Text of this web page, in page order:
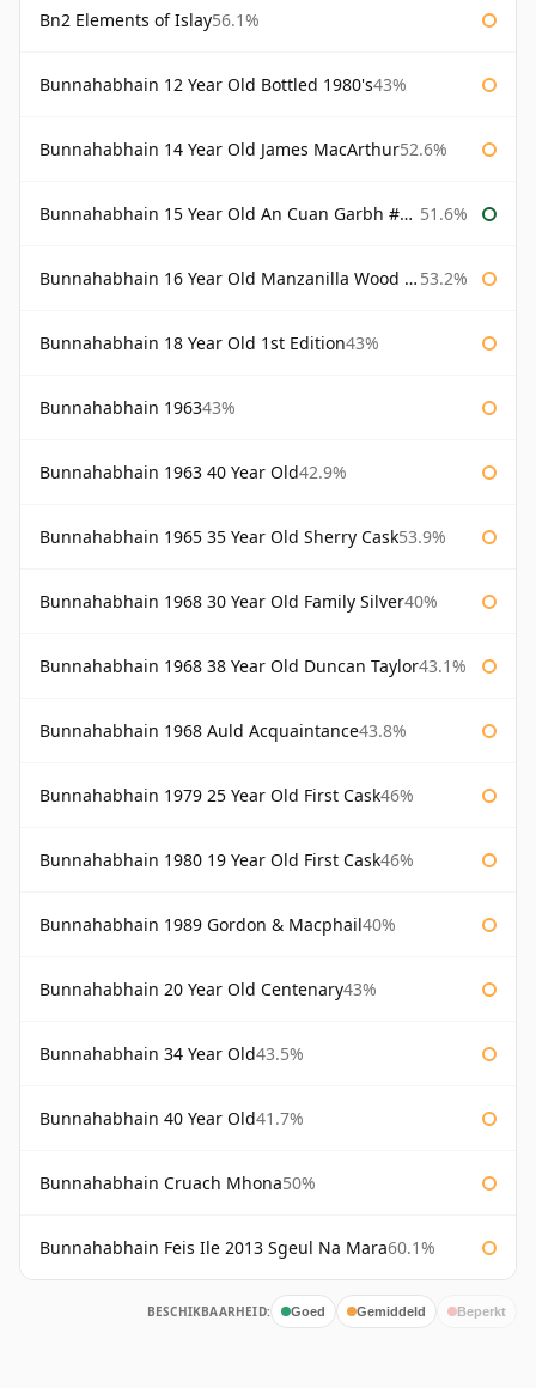
Bn2 Elements of Islay56.1%
Bunnahabhain 12 Year Old Bottled 1980's43%
Bunnahabhain 14 Year Old James MacArthur52.6%
Bunnahabhain 15 Year Old An Cuan Garbh #1 Westering Home Collection 51.6%
Bunnahabhain 16 Year Old Manzanilla Wood Finish 53.2%
Bunnahabhain 18 Year Old 1st Edition43%
Bunnahabhain 196343%
Bunnahabhain 1963 40 Year Old42.9%
Bunnahabhain 1965 35 Year Old Sherry Cask53.9%
Bunnahabhain 1968 30 Year Old Family Silver40%
Bunnahabhain 1968 38 Year Old Duncan Taylor43.1%
Bunnahabhain 1968 Auld Acquaintance43.8%
Bunnahabhain 1979 25 Year Old First Cask46%
Bunnahabhain 1980 19 Year Old First Cask46%
Bunnahabhain 1989 Gordon & Macphail40%
Bunnahabhain 20 Year Old Centenary43%
Bunnahabhain 34 Year Old43.5%
Bunnahabhain 40 Year Old41.7%
Bunnahabhain Cruach Mhona50%
Bunnahabhain Feis Ile 2013 Sgeul Na Mara60.1%
BESCHIKBAARHEID: Goed Gemiddeld Beperkt